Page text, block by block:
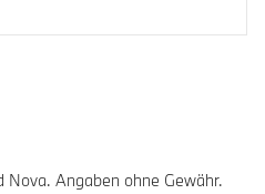
Nova. Angaben ohne Gewähr.